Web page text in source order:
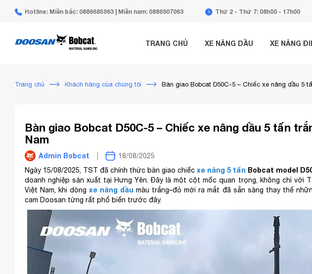
Hotline: Miền bắc: 0886685963 | Miền nam: 0886907063 Thứ 2 - Thứ 7: 08h00 - 17h00
TRANG CHỦ XE NÂNG DẦU XE NÂNG
Trang chủ Khách hàng của chúng tôi Bàn giao Bobcat D50C-5 – Chiếc xe nâng dầu 5
Bàn giao Bobcat D50C-5 – Chiếc xe nâng dầu 5 tấn
Nam
Admin Bobcat
18/08/2025
Ngày 15/08/2025, TST đã chính thức bàn giao chiếc xe nâng 5 tấn Bobcat model
doanh nghiệp sản xuất tại Hưng Yên. Đây là một cột mốc quan trọng, không chỉ với
Việt Nam, khi dòngxe nâng dầu màu trắng–đỏ mới ra mắt đã sẵn sàng thay thế
cam Doosan từng rất phổ biến trước đây.